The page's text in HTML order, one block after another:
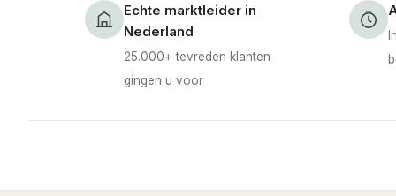
Echte marktleider in
Nederland
25.000+ tevreden klanten
gingen u voor